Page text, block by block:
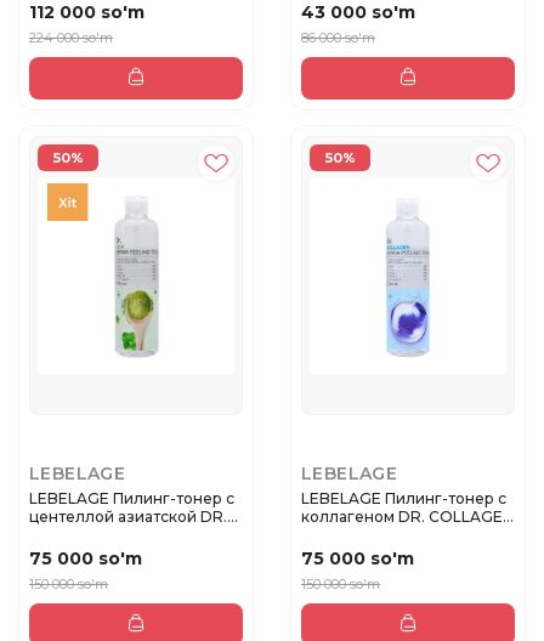
112 000 so'm
224 000 so'm
43 000 so'm
86 000 so'm
50%
LEBELAGE
LEBELAGE Пилинг-тонер с
центеллой азиатской DR.
75 000 so'm
150 000 so'm
50%
LEBELAGE
LEBELAGE Пилинг-тонер с
коллагеном DR. COLLAGEN
75 000 so'm
150 000 so'm